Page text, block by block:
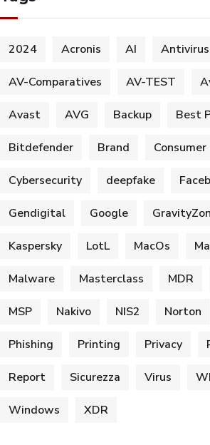
2024 Acronis AI Antivirus
AV-Comparatives AV-TEST
Avast AVG Backup Best
Bitdefender Brand Consumer
Cybersecurity deepfake
Gendigital Google
Kaspersky LotL MacOs
Malware Masterclass MDR
MSP Nakivo NIS2 Norton
Phishing Printing Privacy
Report Sicurezza Virus
Windows XDR